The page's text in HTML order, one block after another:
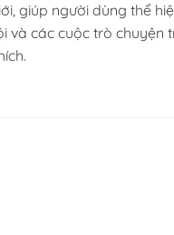
giúp người dùng thể
các cuộc trò chuyện